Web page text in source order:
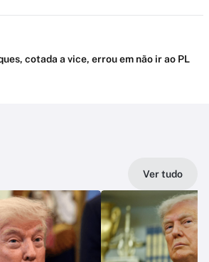
cotada a vice, errou em não ir ao PL
Ver tudo